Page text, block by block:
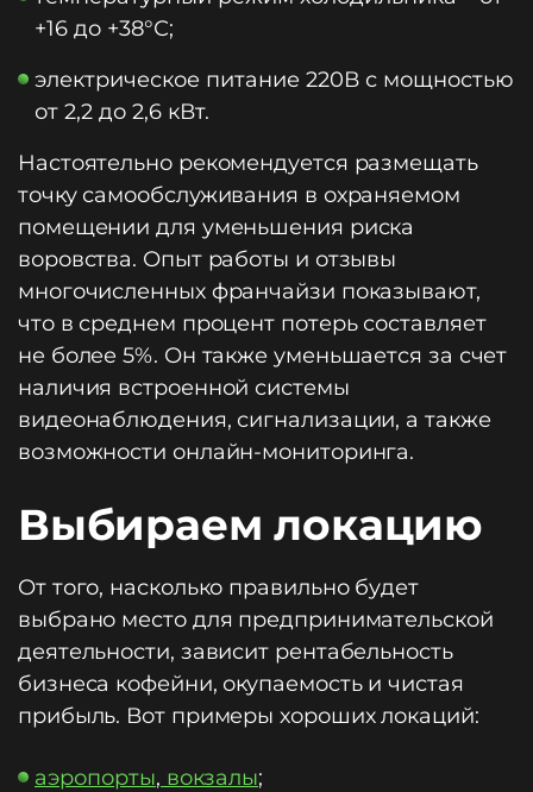
+16 до +38°С;
электрическое питание 220В с мощностью
от 2,2 до 2,6 кВт.
Настоятельно рекомендуется размещать
точку самообслуживания в охраняемом
помещении для уменьшения риска
воровства. Опыт работы и отзывы
многочисленных франчайзи показывают,
что в среднем процент потерь составляет
не более 5%. Он также уменьшается за счет
наличия встроенной системы
видеонаблюдения, сигнализации, а также
возможности онлайн-мониторинга.
Выбираем локацию
От того, насколько правильно будет
выбрано место для предпринимательской
деятельности, зависит рентабельность
бизнеса кофейни, окупаемость и чистая
прибыль. Вот примеры хороших локаций:
аэропорты, вокзалы;